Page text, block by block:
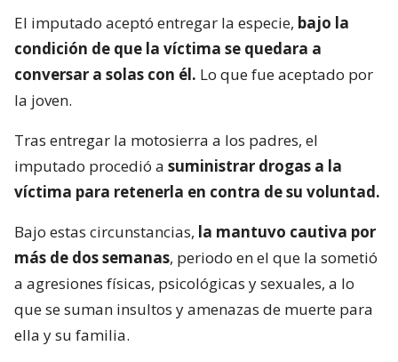
El imputado aceptó entregar la especie, bajo la
condición de que la víctima se quedara a
conversar a solas con él. Lo que fue aceptado por
la joven.
Tras entregar la motosierra a los padres, el
imputado procedió a suministrar drogas a la
víctima para retenerla en contra de su voluntad.
Bajo estas circunstancias, la mantuvo cautiva por
más de dos semanas, periodo en el que la sometió
a agresiones físicas, psicológicas y sexuales, a lo
que se suman insultos y amenazas de muerte para
ella y su familia.